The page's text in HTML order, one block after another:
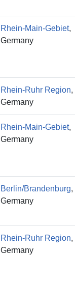
Rhein-Main-Gebiet,
Germany
Rhein-Ruhr Region,
Germany
Rhein-Main-Gebiet,
Germany
Berlin/Brandenburg,
Germany
Rhein-Ruhr Region,
Germany